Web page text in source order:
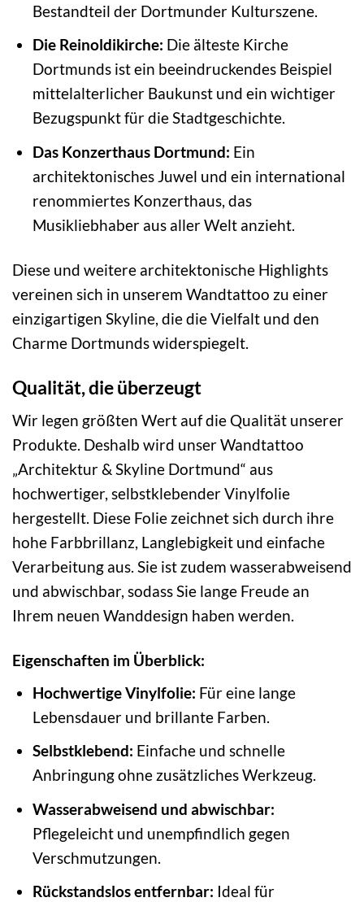
Bestandteil der Dortmunder Kulturszene.
Die Reinoldikirche: Die älteste Kirche
Dortmunds ist ein beeindruckendes Beispiel
mittelalterlicher Baukunst und ein wichtiger
Bezugspunkt für die Stadtgeschichte.
Das Konzerthaus Dortmund: Ein
architektonisches Juwel und ein international
renommiertes Konzerthaus, das
Musikliebhaber aus aller Welt anzieht.
Diese und weitere architektonische Highlights
vereinen sich in unserem Wandtattoo zu einer
einzigartigen Skyline, die die Vielfalt und den
Charme Dortmunds widerspiegelt.
Qualität, die überzeugt
Wir legen größten Wert auf die Qualität unserer
Produkte. Deshalb wird unser Wandtattoo
„Architektur & Skyline Dortmund“ aus
hochwertiger, selbstklebender Vinylfolie
hergestellt. Diese Folie zeichnet sich durch ihre
hohe Farbbrillanz, Langlebigkeit und einfache
Verarbeitung aus. Sie ist zudem wasserabweisend
und abwischbar, sodass Sie lange Freude an
Ihrem neuen Wanddesign haben werden.
Eigenschaften im Überblick:
Hochwertige Vinylfolie: Für eine lange
Lebensdauer und brillante Farben.
Selbstklebend: Einfache und schnelle
Anbringung ohne zusätzliches Werkzeug.
Wasserabweisend und abwischbar:
Pflegeleicht und unempfindlich gegen
Verschmutzungen.
Rückstandslos entfernbar: Ideal für